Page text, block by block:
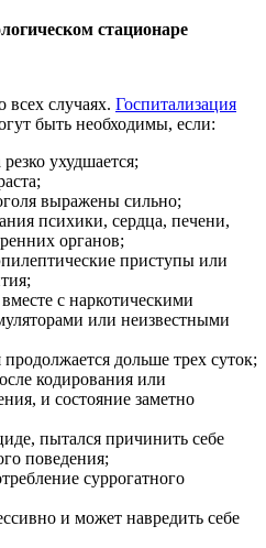
стационаре
всех случаях. Госпитализация
быть необходимы, если:
ухудшается;
выражены сильно;
психики, сердца, печени,
органов;
приступы или
с наркотическими
или неизвестными
дольше трех суток;
кодирования или
и состояние заметно
пытался причинить себе
поведения;
суррогатного
и может навредить себе